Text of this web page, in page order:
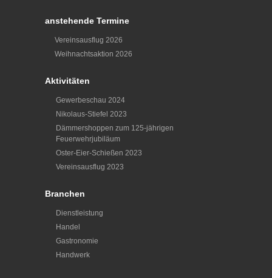
anstehende Termine
Vereinsausflug 2026
Weihnachtsaktion 2026
Aktivitäten
Gewerbeschau 2024
Nikolaus-Stiefel 2023
Dämmershoppen zum 125-jährigen
Feuerwehrjubiläum
Oster-Eier-Schießen 2023
Vereinsausflug 2023
Branchen
Dienstleistung
Handel
Gastronomie
Handwerk